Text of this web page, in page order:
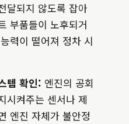
달되지 않도록 잡아
부품들이 노후되거
력이 떨어져 정차 시
템 확인: 엔진의 공회
시켜주는 센서나 제
엔진 자체가 불안정